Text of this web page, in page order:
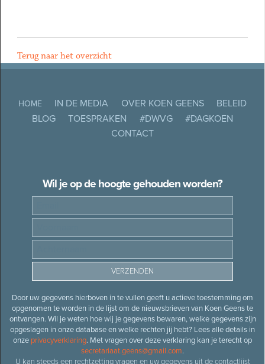
Terug naar het overzicht
HOME IN DE MEDIA OVER KOEN GEENS
BELEID
BLOG
TOESPRAKEN #DWVG
#DAGKOEN
CONTACT
Wil je op de hoogte gehouden worden?
Door uw gegevens hierboven in te vullen geeft u actieve toestemming om
opgenomen te worden in de lijst om de nieuwsbrieven van Koen Geens te
ontvangen. Wil je weten hoe wij je gegevens bewaren, welke gegevens zijn
opgeslagen in onze database en welke rechten jij hebt? Lees alle details in
onze privacyverklaring. Met vragen over deze verklaring kan je terecht op
secretariaat.geens@gmail.com.
U kan steeds een rechtzetting vragen en uw gegevens uit de contactlijst